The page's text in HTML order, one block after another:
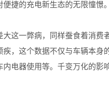
捷的充电新生态的无限憧憬。
这一弊病，同样蚕食着消费
，这个数据不仅与车辆本
电器使用等。千变万化的